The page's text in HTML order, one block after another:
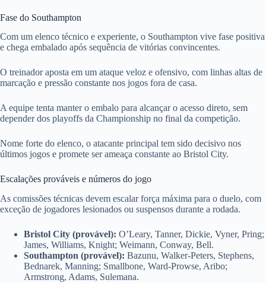
Fase do Southampton
Com um elenco técnico e experiente, o Southampton vive fase positiva
e chega embalado após sequência de vitórias convincentes.
O treinador aposta em um ataque veloz e ofensivo, com linhas altas de
marcação e pressão constante nos jogos fora de casa.
A equipe tenta manter o embalo para alcançar o acesso direto, sem
depender dos playoffs da Championship no final da competição.
Nome forte do elenco, o atacante principal tem sido decisivo nos
últimos jogos e promete ser ameaça constante ao Bristol City.
Escalações prováveis e números do jogo
As comissões técnicas devem escalar força máxima para o duelo, com
exceção de jogadores lesionados ou suspensos durante a rodada.
Bristol City (provável): O’Leary, Tanner, Dickie, Vyner, Pring;
James, Williams, Knight; Weimann, Conway, Bell.
Southampton (provável): Bazunu, Walker-Peters, Stephens,
Bednarek, Manning; Smallbone, Ward-Prowse, Aribo;
Armstrong, Adams, Sulemana.